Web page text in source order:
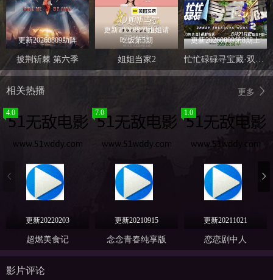
更新20260809助阵
披荆斩棘 第六季
更新20260809姐姐请
吃饭第5期
姐姐当家2
更新20260809第8期上
忙忙碌碌寻宝藏·双人成行季
更多
相关热播
4.0
更新20220203
超燃美食记
7.0
更新20210915
念念青春纯享版
1.0
更新20211021
恋恋剧中人
影片评论